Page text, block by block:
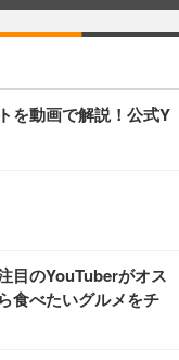
を動画で解説！公式Y
目のYouTuberがオス
食べたいグルメをチ